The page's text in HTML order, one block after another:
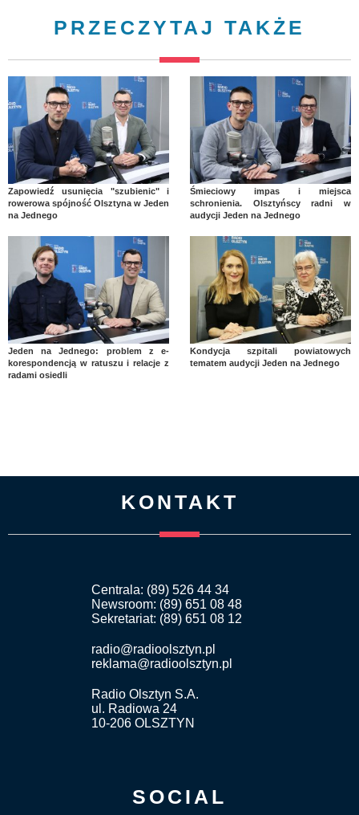
PRZECZYTAJ TAKŻE
Zapowiedź usunięcia "szubienic" i
rowerowa spójność Olsztyna w Jeden
na Jednego
Śmieciowy impas i miejsca
schronienia. Olsztyńscy radni w
audycji Jeden na Jednego
Jeden na Jednego: problem z e-
korespondencją w ratuszu i relacje z
radami osiedli
Kondycja szpitali powiatowych
tematem audycji Jeden na Jednego
KONTAKT
Centrala: (89) 526 44 34
Newsroom: (89) 651 08 48
Sekretariat: (89) 651 08 12
radio@radioolsztyn.pl
reklama@radioolsztyn.pl
Radio Olsztyn S.A.
ul. Radiowa 24
10-206 OLSZTYN
SOCIAL